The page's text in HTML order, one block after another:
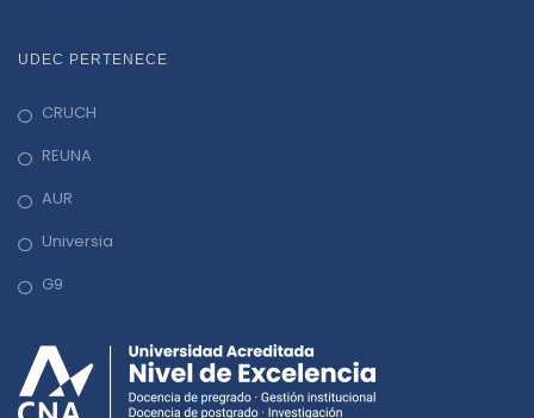
UDEC PERTENECE
CRUCH
REUNA
AUR
Universia
G9